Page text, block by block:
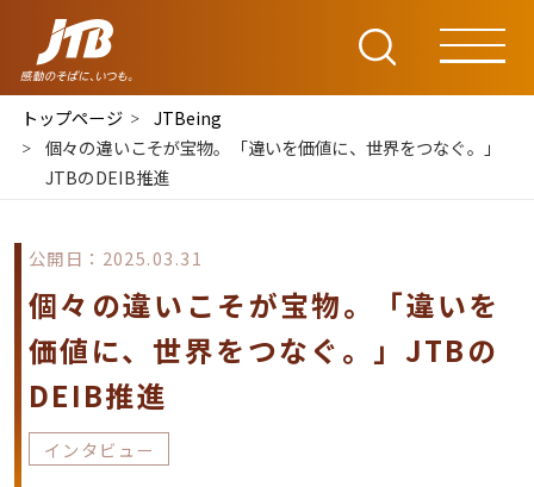
トップページ
JTBeing
個々の違いこそが宝物。「違いを価値に、世界をつなぐ。」
JTBのDEIB推進
公開日：2025.03.31
個々の違いこそが宝物。「違いを
価値に、世界をつなぐ。」JTBの
DEIB推進
インタビュー